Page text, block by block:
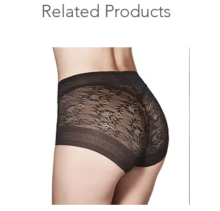
Related Products